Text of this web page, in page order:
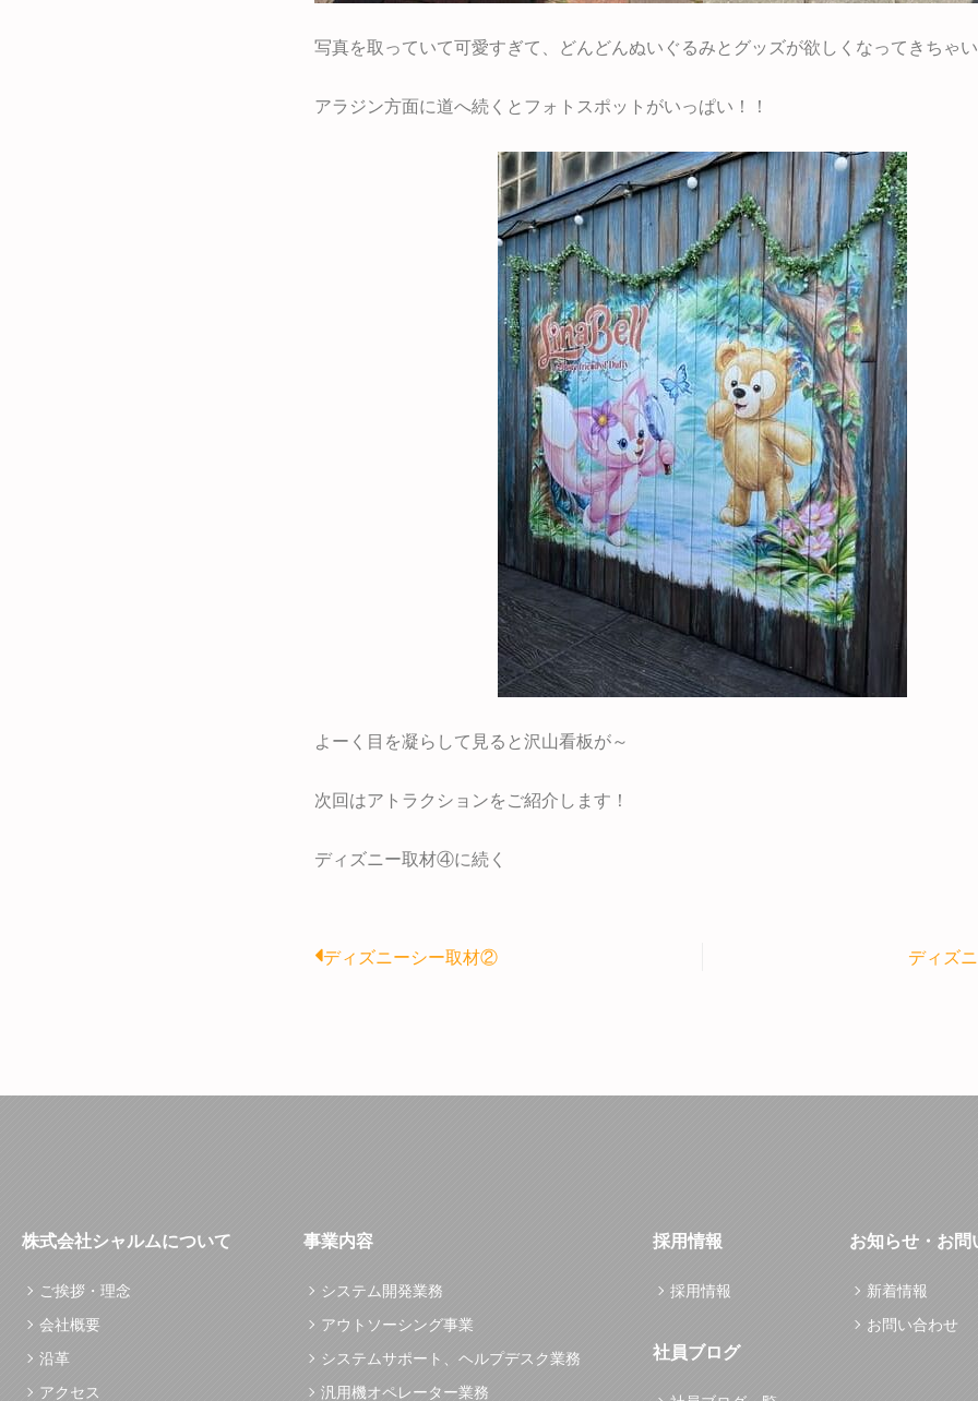
写真を取っていて可愛すぎて、どんどんぬいぐるみとグッズが欲しくなってきちゃ
アラジン方面に道へ続くとフォトスポットがいっぱい！！
よーく目を凝らして見ると沢山看板が～
次回はアトラクションをご紹介します！
ディズニー取材④に続く
Prev
ディズニーシー取材② ディズ
株式会社シャルムについて
ご挨拶・理念
会社概要
沿革
アクセス
事業内容
システム開発業務
アウトソーシング事業
システムサポート、ヘルプデスク業務
汎用機オペレーター業務
採用情報
採用情報
社員ブログ
お知らせ・お問
新着情報
お問い合わせ